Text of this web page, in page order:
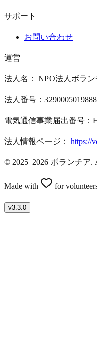
サポート
お問い合わせ
運営
法人名： NPO法人ボラン
法人番号：3290005019888
電気通信事業届出番号：
法人情報ページ： https://
© 2025–2026 ボランチア.
Made with for
v3.3.0